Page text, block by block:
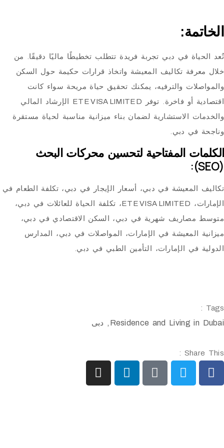
في دبي تجربة فريدة تتطلب تخطيطًا ماليًا دقيقًا. من
تكاليف المعيشة واتخاذ قرارات حكيمة حول السكن
والترفيه، يمكنك تحقيق حياة مريحة سواء كانت
أو فاخرة. توفرETE VISA LIMITEDالإرشاد المالي
الاستشارية لضمان بناء ميزانية مناسبة لحياة مستقرة
في دبي.
المفتاحية لتحسين محركات البحث
في دبي، أسعار الإيجار في دبي، تكلفة الطعام في
ETE VISA LIMITED، تكلفة الحياة للعائلات في دبي،
شهرية في دبي، السكن الاقتصادي في دبي،
المعيشة في الإمارات، المواصلات في دبي، المدارس
في الإمارات، التأمين الطبي في دبي.
Residence and Living
,دبی